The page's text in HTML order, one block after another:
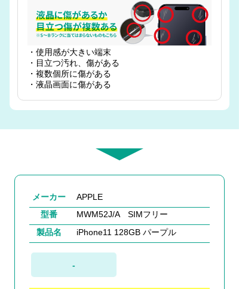
・使用感が大きい端末
・目立つ汚れ、傷がある
・複数個所に傷がある
・液晶画面に傷がある
メーカー
APPLE
型番
MWM52J/A SIMフリー
製品名
iPhone11 128GB パープル
-